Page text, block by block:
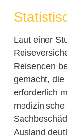
Laut einer
Reisenden
gemacht, die
erforderlich
Ausland